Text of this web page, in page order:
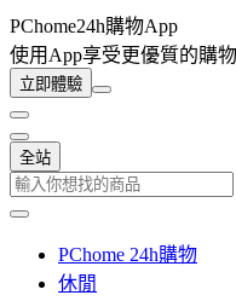
PChome24h購物App
使用App享受更優質的購
立即體驗
全站
PChome 24h購物
休閒